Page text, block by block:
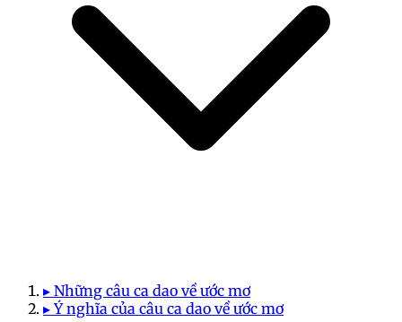
▸ Những câu ca dao về ước mơ
▸ Ý nghĩa của câu ca dao về ước mơ